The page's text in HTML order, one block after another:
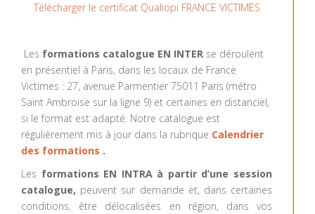
Télécharger le certificat Qualiopi FRANCE VICTIMES
Les formations catalogue EN INTER se déroulent
en présentiel à Paris, dans les locaux de France
Victimes : 27, avenue Parmentier 75011 Paris (métro
Saint Ambroise sur la ligne 9) et certaines en distanciel,
si le format est adapté. Notre catalogue est
régulièrement mis à jour dans la rubrique Calendrier
des formations .
Les formations EN INTRA à partir d’une session
catalogue, peuvent sur demande et, dans certaines
conditions, être délocalisées en région, dans vos